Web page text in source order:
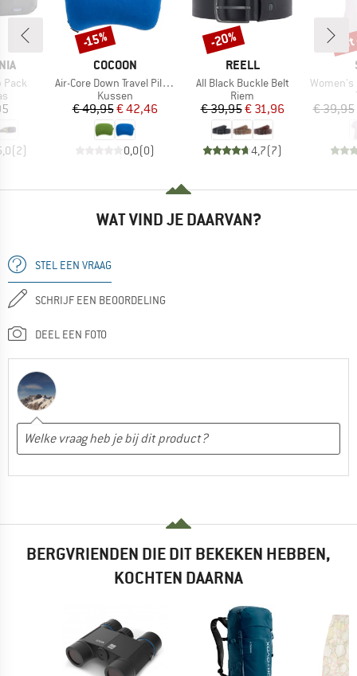
Pack
(2)
MERK
COCOON
Artikel
Air-Core Down Travel Pillow
Productgroep
Kussen
Prijs
€ 49,95Verlaagde prijs
€ 42,46
0,0(0)
Korting
-15%
MERK
REELL
Artikel
All Black Buckle Belt
Productgroep
Riem
Prijs
€ 39,95Verlaagde prijs
€ 31,96
4,7(7)
Korting
-20%
Artikel
Women's
€ 39,95
WAT VIND JE DAARVAN?
STEL EEN VRAAG
SCHRIJF EEN BEOORDELING
DEEL EEN FOTO
BERGVRIENDEN DIE DIT BEKEKEN HEBBEN,
KOCHTEN DAARNA